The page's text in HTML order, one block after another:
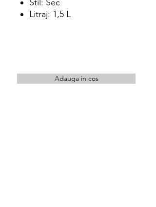
Stil: Sec
Litraj: 1,5 L
Adauga in cos